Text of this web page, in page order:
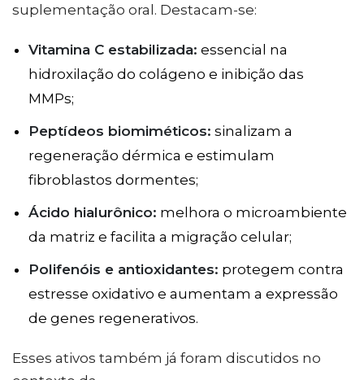
suplementação oral. Destacam-se:
Vitamina C estabilizada: essencial na
hidroxilação do colágeno e inibição das
MMPs;
Peptídeos biomiméticos: sinalizam a
regeneração dérmica e estimulam
fibroblastos dormentes;
Ácido hialurônico: melhora o microambiente
da matriz e facilita a migração celular;
Polifenóis e antioxidantes: protegem contra
estresse oxidativo e aumentam a expressão
de genes regenerativos.
Esses ativos também já foram discutidos no